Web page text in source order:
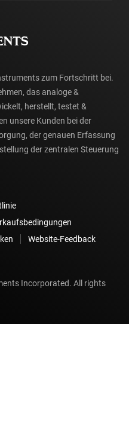
zum Fortschritt bei.
das analoge &
herstellt, testet &
unsere Kunden bei der
der genauen Erfassung
der zentralen Steuerung
Website-Feedback
Incorporated. All rights